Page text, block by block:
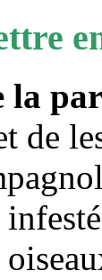
la
de